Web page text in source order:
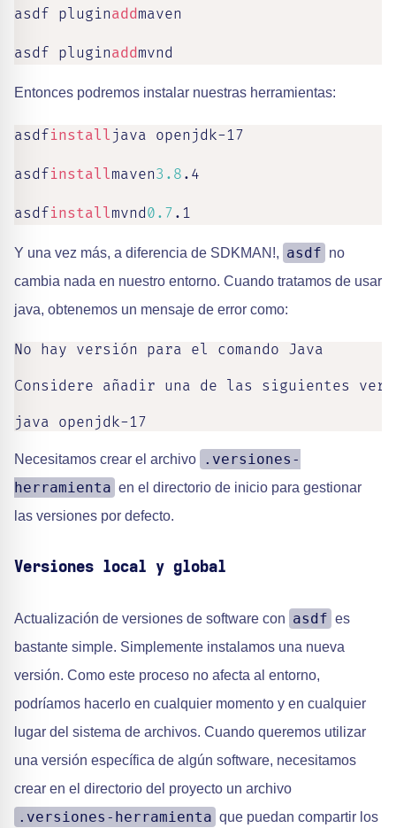
asdf pluginaddmaven
asdf pluginaddmvnd
Entonces podremos instalar nuestras herramientas:
asdfinstall java openjdk-17
asdfinstallmaven3.8 .4
asdfinstallmvnd0.7 .1
Y una vez más, a diferencia de SDKMAN!, asdf no
cambia nada en nuestro entorno. Cuando tratamos de usar
java, obtenemos un mensaje de error como:
No hay versión para el comando Java
Considere añadir una de las siguientes
java openjdk-17
Necesitamos crear el archivo
.versiones-
herramienta en el directorio de inicio para gestionar
las versiones por defecto.
Versiones local y global
Actualización de versiones de software con asdf es
bastante simple. Simplemente instalamos una nueva
versión. Como este proceso no afecta al entorno,
podríamos hacerlo en cualquier momento y en cualquier
lugar del sistema de archivos. Cuando queremos utilizar
una versión específica de algún software, necesitamos
crear en el directorio del proyecto un archivo
.versiones-herramienta que puedan compartir los